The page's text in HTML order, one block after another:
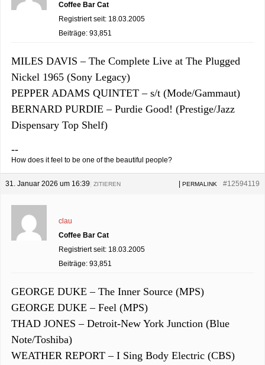
Coffee Bar Cat
Registriert seit: 18.03.2005
Beiträge: 93,851
MILES DAVIS – The Complete Live at The Plugged
Nickel 1965 (Sony Legacy)
PEPPER ADAMS QUINTET – s/t (Mode/Gammaut)
BERNARD PURDIE – Purdie Good! (Prestige/Jazz
Dispensary Top Shelf)
--
How does it feel to be one of the beautiful people?
31. Januar 2026 um 16:39 #12594119
PERMALINK
ZITIEREN
clau
Coffee Bar Cat
Registriert seit: 18.03.2005
Beiträge: 93,851
GEORGE DUKE – The Inner Source (MPS)
GEORGE DUKE – Feel (MPS)
THAD JONES – Detroit-New York Junction (Blue
Note/Toshiba)
WEATHER REPORT – I Sing Body Electric (CBS)